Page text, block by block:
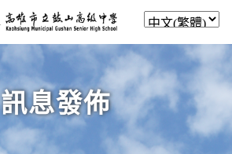
訊息發佈